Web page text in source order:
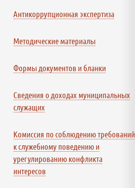
Антикоррупционная экспертиза
Методические материалы
Формы документов и бланки
Сведения о доходах муниципальных
служащих
Комиссия по соблюдению требований
к служебному поведению и
урегулированию конфликта
интересов